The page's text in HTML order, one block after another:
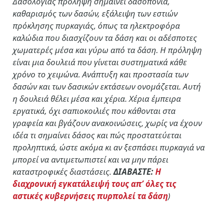
καθαρισμός των δασών, εξάλειψη των εστιών
πρόκλησης πυρκαγιάς, όπως τα ηλεκτροφόρα
καλώδια που διασχίζουν τα δάση και οι αδέσποτες
χωματερές μέσα και γύρω από τα δάση. Η πρόληψη
είναι μια δουλειά που γίνεται συστηματικά κάθε
χρόνο το χειμώνα. Ανάπτυξη και προστασία των
δασών και των δασικών εκτάσεων ονομάζεται. Αυτή
η δουλειά θέλει μέσα και χέρια. Χέρια έμπειρα
εργατικά, όχι σαπιοκοιλιές που κάθονται στα
γραφεία και βγάζουν ανακοινώσεις, χωρίς να έχουν
ιδέα τι σημαίνει δάσος και πώς προστατεύεται
προληπτικά, ώστε ακόμα κι αν ξεσπάσει πυρκαγιά να
μπορεί να αντιμετωπιστεί και να μην πάρει
καταστροφικές διαστάσεις.ΔΙΑΒΑΣΤΕ:Η
διαχρονική εγκατάλειψή τους απ’ όλες τις
αστικές κυβερνήσεις πυρπολεί τα δάση)